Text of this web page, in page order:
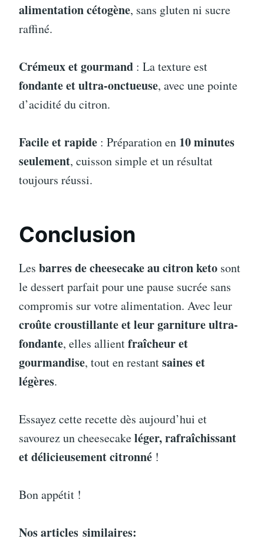
alimentation cétogène, sans gluten ni sucre
raffiné.
Crémeux et gourmand : La texture est
fondante et ultra-onctueuse, avec une pointe
d’acidité du citron.
Facile et rapide : Préparation en 10 minutes
seulement, cuisson simple et un résultat
toujours réussi.
Conclusion
Les barres de cheesecake au citron keto sont
le dessert parfait pour une pause sucrée sans
compromis sur votre alimentation. Avec leur
croûte croustillante et leur garniture ultra-
fondante, elles allientfraîcheur et
gourmandise, tout en restantsaines et
légères.
Essayez cette recette dès aujourd’hui et
savourez un cheesecakeléger, rafraîchissant
et délicieusement citronné !
Bon appétit !
Nos articles similaires: